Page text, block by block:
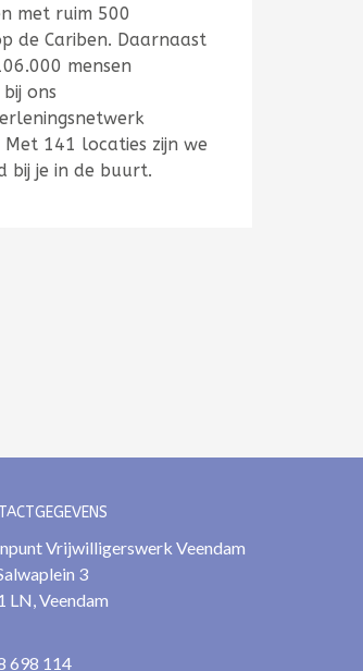
met ruim 500
de Cariben. Daarnaast
mensen
ons
Met 141 locaties zijn we
bij je in de buurt.
Vrijwilligerswerk Veendam
3
LN, Veendam
698 114